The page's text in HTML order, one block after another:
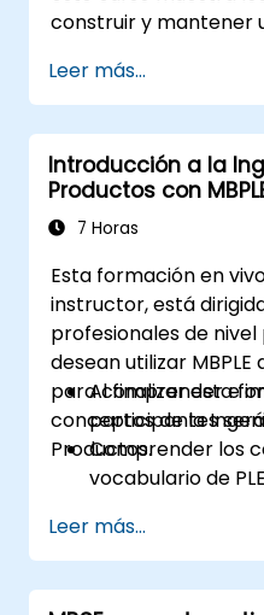
construir y mantener
Arquitectura Unificada
Leer más...
Introducción a la
Productos con
7 Horas
Esta formación en
instructor, está
profesionales de
desean utilizar
para comprender e
conceptos de la
Productos.
Al finalizar esta
participantes
Comprender los
vocabulario de
modelado de
Implementar un
línea de
Leer más...